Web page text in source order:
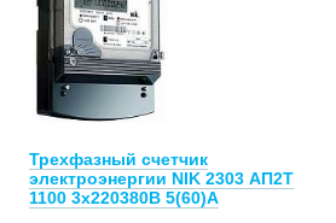
Трехфазный счетчик
электроэнергии NIK 2303 АП2Т
1100 3х220380В 5(60)А